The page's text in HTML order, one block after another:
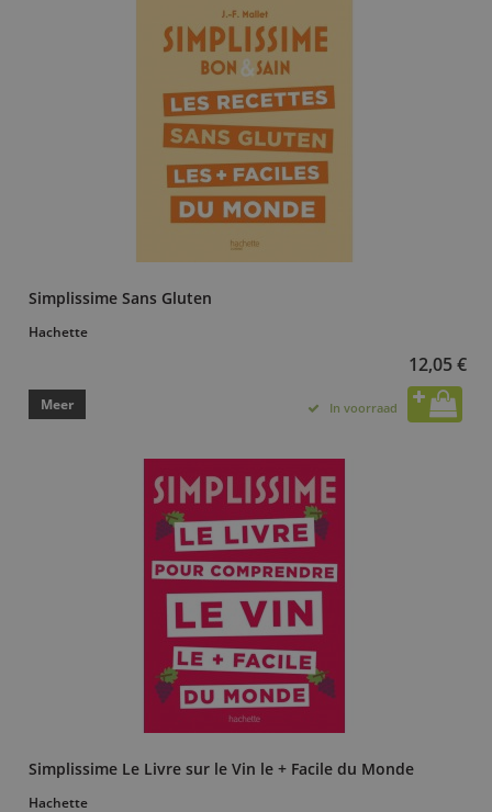
Simplissime Sans Gluten
Hachette
12,05 €
Meer In voorraad
Simplissime Le Livre sur le Vin le + Facile du Monde
Hachette